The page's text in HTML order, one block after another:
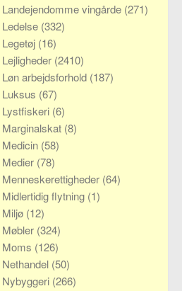
Landejendomme vingårde (271)
Ledelse (332)
Legetøj (16)
Lejligheder (2410)
Løn arbejdsforhold (187)
Luksus (67)
Lystfiskeri (6)
Marginalskat (8)
Medicin (58)
Medier (78)
Menneskerettigheder (64)
Midlertidig flytning (1)
Miljø (12)
Møbler (324)
Moms (126)
Nethandel (50)
Nybyggeri (266)